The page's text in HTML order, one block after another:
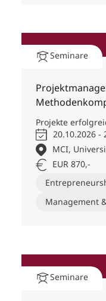
Seminare
Projekte
20.10.2026 -
MCI,
EUR 870,-
Management
Seminare